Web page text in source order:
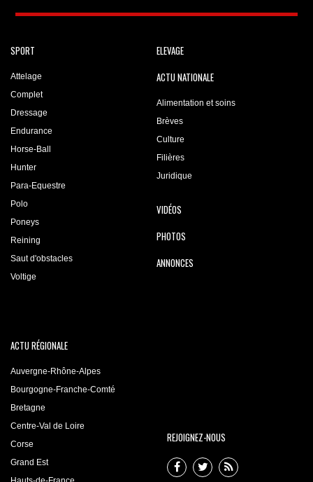
SPORT
Attelage
Complet
Dressage
Endurance
Horse-Ball
Hunter
Para-Equestre
Polo
Poneys
Reining
Saut d'obstacles
Voltige
ELEVAGE
ACTU NATIONALE
Alimentation et soins
Brèves
Culture
Filières
Juridique
VIDÉOS
PHOTOS
ANNONCES
ACTU RÉGIONALE
Auvergne-Rhône-Alpes
Bourgogne-Franche-Comté
Bretagne
Centre-Val de Loire
Corse
Grand Est
REJOIGNEZ-NOUS